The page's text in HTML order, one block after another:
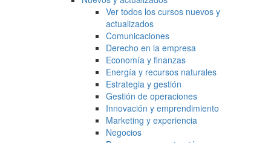
Ver todos los cursos nuevos y
actualizados
Comunicaciones
Derecho en la empresa
Economía y finanzas
Energía y recursos naturales
Estrategia y gestión
Gestión de operaciones
Innovación y emprendimiento
Marketing y experiencia
Negocios